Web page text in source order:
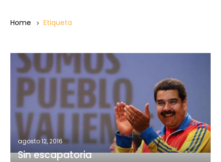
Home Etiqueta
Sin
escapatoria
agosto 12, 2016
Sin escapatoria